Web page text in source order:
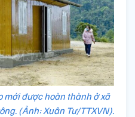
mới được hoàn thành ở xã
(Ảnh: Xuân Tư/TTXVN).